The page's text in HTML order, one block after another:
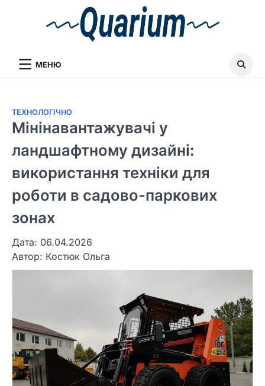
МЕНЮ
ТЕХНОЛОГІЧНО
Мінінавантажувачі у
ландшафтному дизайні:
використання техніки для
роботи в садово-паркових
зонах
Дата: 06.04.2026
Автор: Костюк Ольга